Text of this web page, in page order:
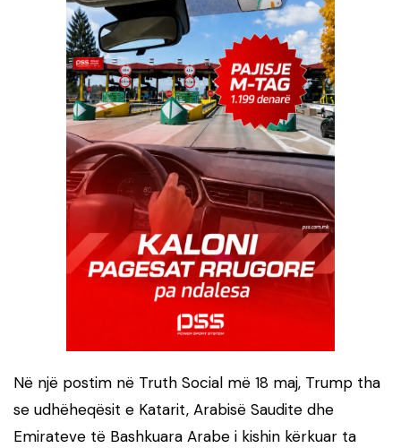
Në një postim në Truth Social më 18 maj, Trump tha
se udhëheqësit e Katarit, Arabisë Saudite dhe
Emirateve të Bashkuara Arabe i kishin kërkuar ta